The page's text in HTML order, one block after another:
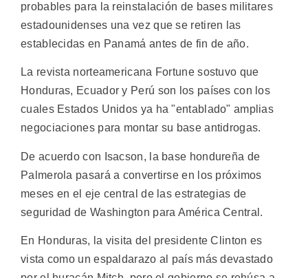
probables para la reinstalación de bases militares
estadounidenses una vez que se retiren las
establecidas en Panamá antes de fin de año.
La revista norteamericana Fortune sostuvo que
Honduras, Ecuador y Perú son los países con los
cuales Estados Unidos ya ha "entablado" amplias
negociaciones para montar su base antidrogas.
De acuerdo con Isacson, la base hondureña de
Palmerola pasará a convertirse en los próximos
meses en el eje central de las estrategias de
seguridad de Washington para América Central.
En Honduras, la visita del presidente Clinton es
vista como un espaldarazo al país más devastado